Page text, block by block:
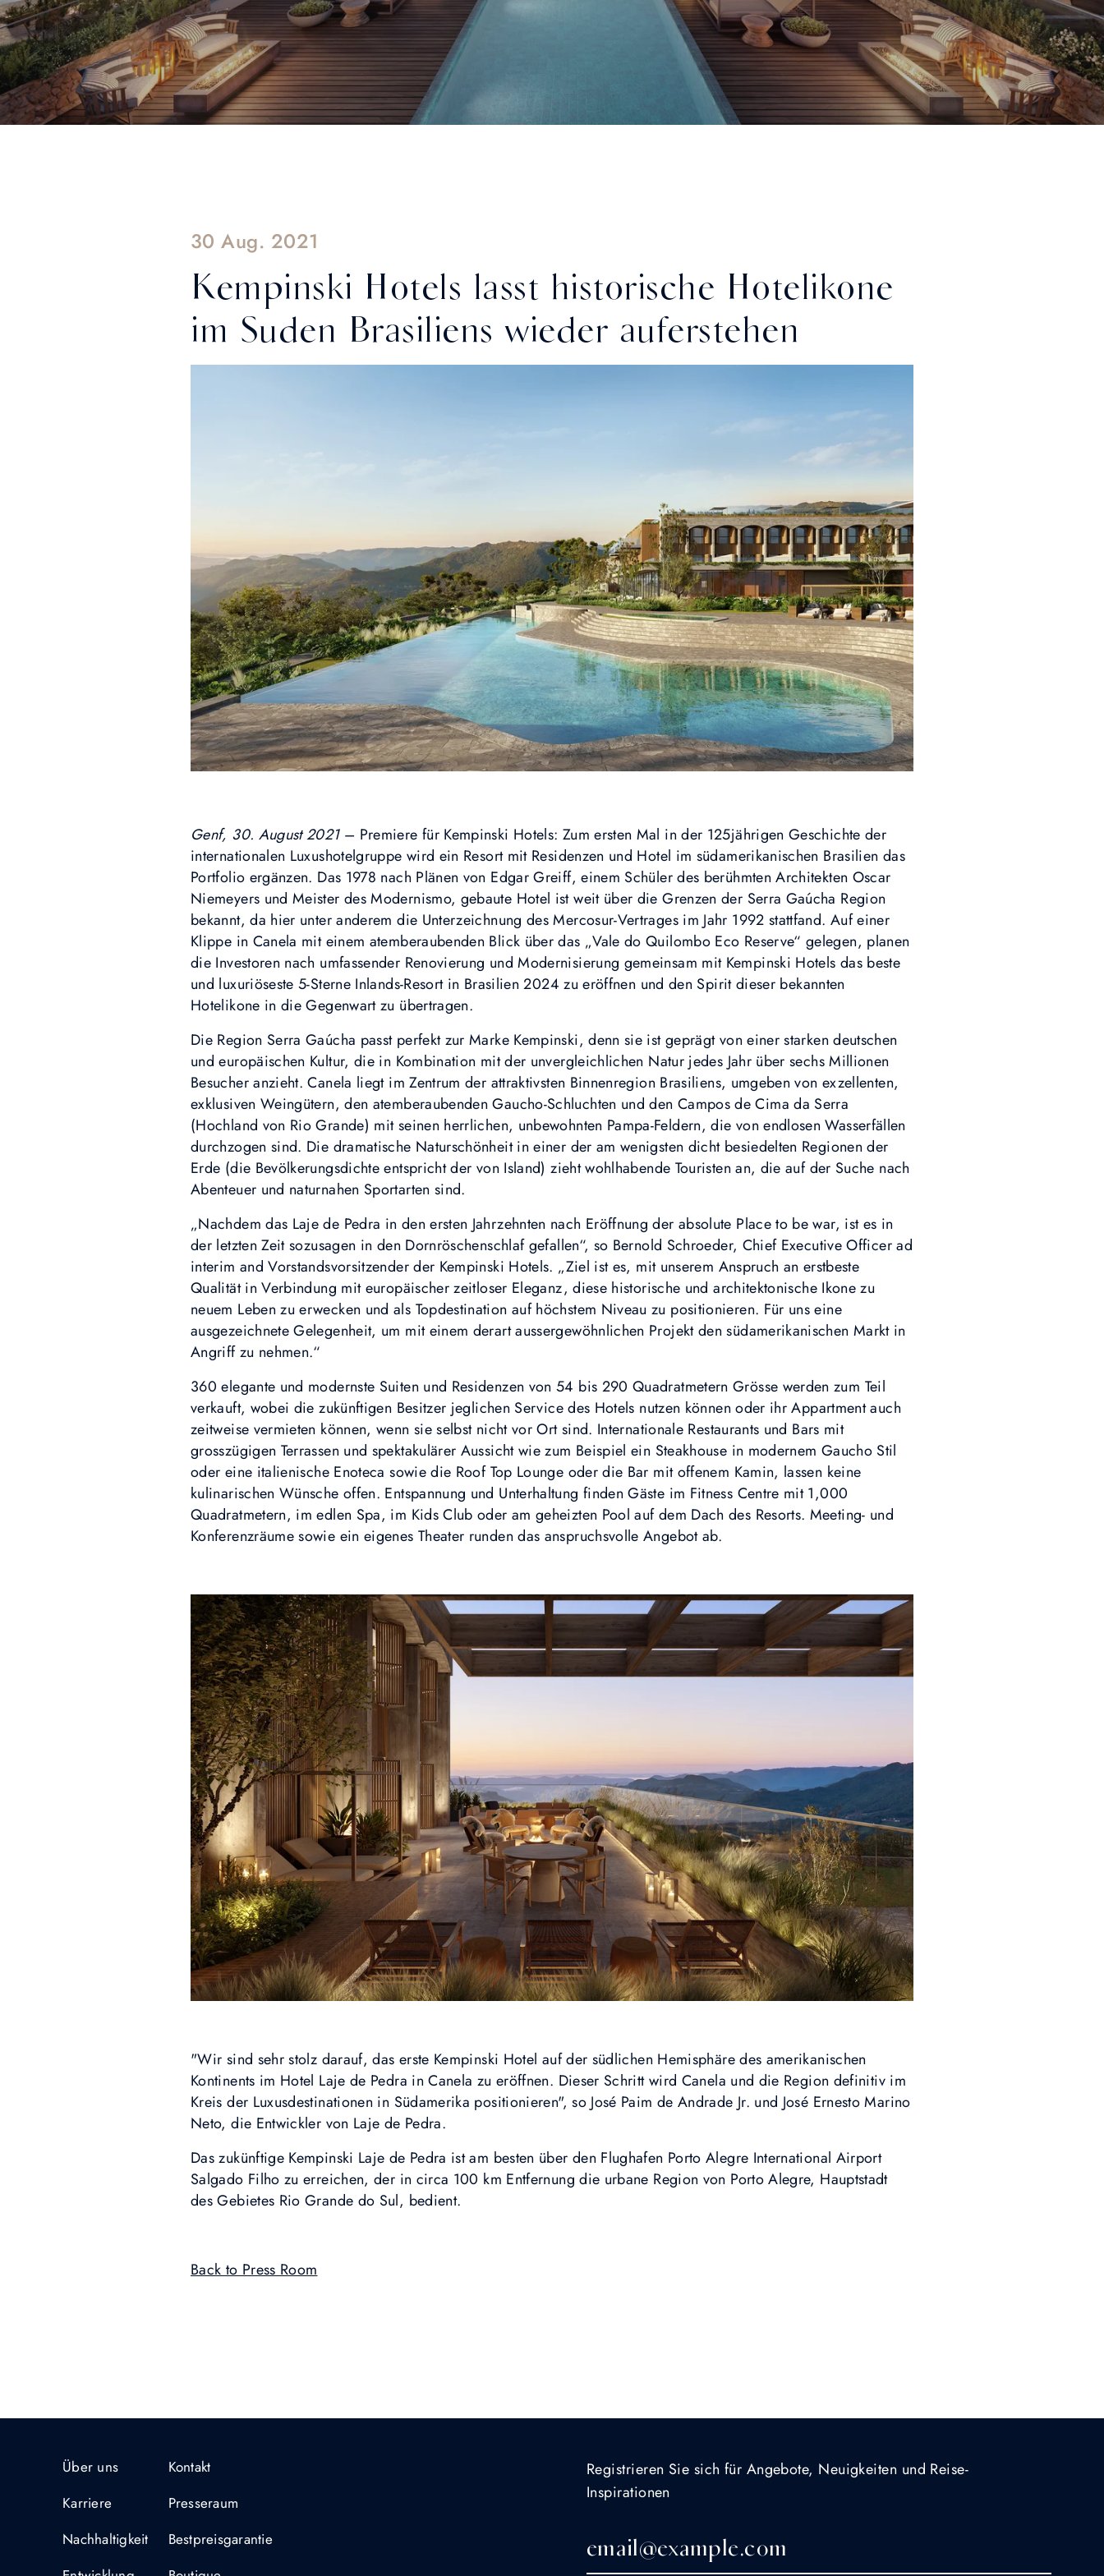
30 Aug. 2021
Kempinski Hotels lasst historische Hotelikone
im Suden Brasiliens wieder auferstehen
Genf, 30. August 2021– Premiere für Kempinski Hotels: Zum ersten Mal in der 125jährigen Geschichte der
internationalen Luxushotelgruppe wird ein Resort mit Residenzen und Hotel im südamerikanischen Brasilien das
Portfolio ergänzen. Das 1978 nach Plänen von Edgar Greiff, einem Schüler des berühmten Architekten Oscar
Niemeyers und Meister des Modernismo, gebaute Hotel ist weit über die Grenzen der Serra Gaúcha Region
bekannt, da hier unter anderem die Unterzeichnung des Mercosur-Vertrages im Jahr 1992 stattfand. Auf einer
Klippe in Canela mit einem atemberaubenden Blick über das „Vale do Quilombo Eco Reserve“ gelegen, planen
die Investoren nach umfassender Renovierung und Modernisierung gemeinsam mit Kempinski Hotels das beste
und luxuriöseste 5-Sterne Inlands-Resort in Brasilien 2024 zu eröffnen und den Spirit dieser bekannten
Hotelikone in die Gegenwart zu übertragen.
Die Region Serra Gaúcha passt perfekt zur Marke Kempinski, denn sie ist geprägt von einer starken deutschen
und europäischen Kultur, die in Kombination mit der unvergleichlichen Natur jedes Jahr über sechs Millionen
Besucher anzieht. Canela liegt im Zentrum der attraktivsten Binnenregion Brasiliens, umgeben von exzellenten,
exklusiven Weingütern, den atemberaubenden Gaucho-Schluchten und den Campos de Cima da Serra
(Hochland von Rio Grande) mit seinen herrlichen, unbewohnten Pampa-Feldern, die von endlosen Wasserfällen
durchzogen sind. Die dramatische Naturschönheit in einer der am wenigsten dicht besiedelten Regionen der
Erde (die Bevölkerungsdichte entspricht der von Island) zieht wohlhabende Touristen an, die auf der Suche nach
Abenteuer und naturnahen Sportarten sind.
„Nachdem das Laje de Pedra in den ersten Jahrzehnten nach Eröffnung der absolute Place to be war, ist es in
der letzten Zeit sozusagen in den Dornröschenschlaf gefallen“, so Bernold Schroeder, Chief Executive Officer ad
interim and Vorstandsvorsitzender der Kempinski Hotels. „Ziel ist es, mit unserem Anspruch an erstbeste
Qualität in Verbindung mit europäischer zeitloser Eleganz, diese historische und architektonische Ikone zu
neuem Leben zu erwecken und als Topdestination auf höchstem Niveau zu positionieren. Für uns eine
ausgezeichnete Gelegenheit, um mit einem derart aussergewöhnlichen Projekt den südamerikanischen Markt in
Angriff zu nehmen.“
360 elegante und modernste Suiten und Residenzen von 54 bis 290 Quadratmetern Grösse werden zum Teil
verkauft, wobei die zukünftigen Besitzer jeglichen Service des Hotels nutzen können oder ihr Appartment auch
zeitweise vermieten können, wenn sie selbst nicht vor Ort sind. Internationale Restaurants und Bars mit
grosszügigen Terrassen und spektakulärer Aussicht wie zum Beispiel ein Steakhouse in modernem Gaucho Stil
oder eine italienische Enoteca sowie die Roof Top Lounge oder die Bar mit offenem Kamin, lassen keine
kulinarischen Wünsche offen. Entspannung und Unterhaltung finden Gäste im Fitness Centre mit 1,000
Quadratmetern, im edlen Spa, im Kids Club oder am geheizten Pool auf dem Dach des Resorts. Meeting- und
Konferenzräume sowie ein eigenes Theater runden das anspruchsvolle Angebot ab.
"Wir sind sehr stolz darauf, das erste Kempinski Hotel auf der südlichen Hemisphäre des amerikanischen
Kontinents im Hotel Laje de Pedra in Canela zu eröffnen. Dieser Schritt wird Canela und die Region definitiv im
Kreis der Luxusdestinationen in Südamerika positionieren", so José Paim de Andrade Jr. und José Ernesto Marino
Neto, die Entwickler von Laje de Pedra.
Das zukünftige Kempinski Laje de Pedra ist am besten über den Flughafen Porto Alegre International Airport
Salgado Filho zu erreichen, der in circa 100 km Entfernung die urbane Region von Porto Alegre, Hauptstadt
des Gebietes Rio Grande do Sul, bedient.
Back to Press Room
Über uns
Karriere
Nachhaltigkeit
Kontakt
Presseraum
Bestpreisgarantie
Registrieren Sie sich für Angebote, Neuigkeiten und Reise-
Inspirationen